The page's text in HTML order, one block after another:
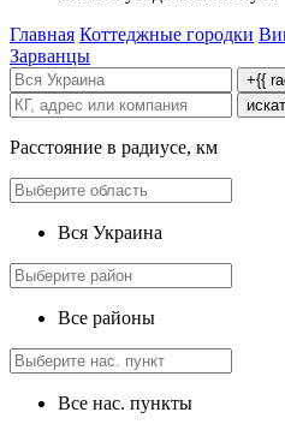
Главная Коттеджные городки
Зарванцы
+{{
Расстояние в радиусе, км
Вся Украина
Все районы
Все нас. пункты